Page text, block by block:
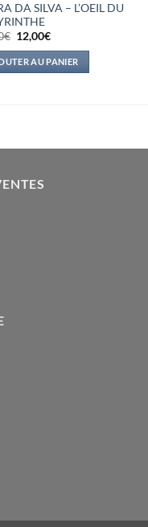
DA SILVA – L’OEIL DU
€ Le
prix
initial
était :
39,00€.
12,00€Le
actuel
est :
12,00€.
AU PANIER